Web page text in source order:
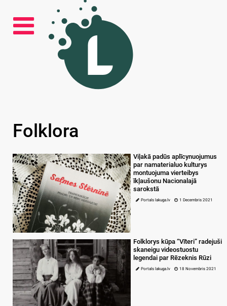
Folklora
Viļakā padūs aplīcynuojumus
par namaterialuo kulturys
montuojuma vierteibys
īkļaušonu Nacionalajā
sarokstā
Portals lakuga.lv 1 Decembris 2021
Folklorys kūpa “Vīteri” radejuši
skaneigu videostuostu
legendai par Rēzeknis Rūzi
Portals lakuga.lv 18 Novembris 2021